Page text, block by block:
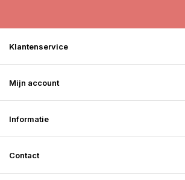
Klantenservice
Mijn account
Informatie
Contact